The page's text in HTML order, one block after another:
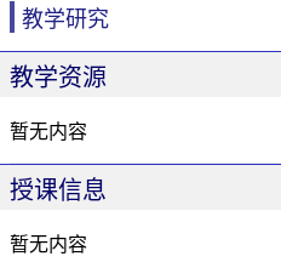
教学研究
教学资源
暂无内容
授课信息
暂无内容